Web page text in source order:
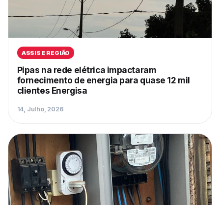
ASSIS E REGIÃO
Pipas na rede elétrica impactaram
fornecimento de energia para quase 12 mil
clientes Energisa
14, Julho, 2026